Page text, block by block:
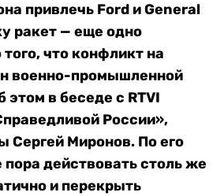
привлечь Ford и General
ракет — еще одно
что конфликт на
военно-промышленной
в беседе с RTVI
России»,
Сергей Миронов. По его
действовать столь же
и перекрыть